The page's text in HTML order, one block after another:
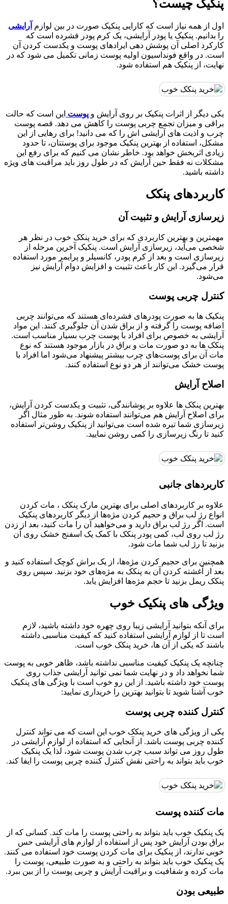
پنکیک چیست؟
اول از همه نیاز است که کارایی پنکیک صورت در بین لوازم آرایشی
را بدانیم. پنکیک یا پودر آرایشی، یک کرم پودر فشرده است که
کارکرد اصلی آن پوشش دهی ایرادهای پوست و یکدست کردن آن
است. در واقع فونداسیون اولیه پوست زمانی تکمیل می شود که در
نهایت، از پنکیک هم استفاده شود.
یکی دیگر از اثرات پنکیک بر روی آرایش و پوست این است که حالت
براقی و میزان تجمع چربی پوست را کاهش می دهد. قصه پوست
چرب و اذیت های آرایشی اش را که می دانید! برای رهایی از این
مشکل، استفاده از بهترین پنکیک موجود برای پوستتان، تا حدود
زیادی اثربخش خواهد بود. خاطر نشان می کنیم که برای رفع این
مشکلات نه فقط حین آرایش که در طول روز باید مراقبت های ویژه
داشته باشید.
کاربردهای پنکک
زیرسازی آرایش و تثبیت آن
مهمترین و بهترین کاربردی که برای خريد پنکک خوب در نظر هر
شخصی می‌آید، زیرسازی آرایش است. پنکیک آخرین مرحله از
زیرسازی است و بعد از کرم پودر، کانسیلر و پرایمر مورد استفاده
قرار می‌گیرد. این کار باعث تثبیت و افزایش دوام آرایش نیز
می‌شود.
کنترل چربی پوست
پنکیک ها به صورت پودرهای فشرده‌ای هستند که می‌توانند چربی
اضافه پوست را گرفته و از براق شدن آن جلوگیری کنند. این مواد
آرایشی به خصوص برای افراد با پوست چرب بسیار مناسب است.
پنکک ها به دو صورت مات و براق در بازار موجود هستند که نوع
مات آن برای پوست‌های چرب بیشتر پیشنهاد می‌شود اما افراد با
پوست خشک می‌توانند از هر دو نوع استفاده کنند.
اصلاح آرایش
بهترین پنکک ها علاوه بر پوشانندگی، تثبیت و یکدست کردن آرایش،
برای اصلاح آرایش هم می‌توانند استفاده شوند. به طور مثال اگر
زیرسازی شما تیره شده است می‌توانید از پنکیک روشن‌تر استفاده
کنید تا رنگ زیرسازی را کمی روشن نمایید.
کاربردهای جانبی
علاوه بر کاربردهای اصلی برای بهترین مارک پنکک ، مات کردن
انواع رژ لب براق و حجیم کردن مژه‌ها از دیگر کاربردهای پنکیک
است. اگر رژ لب براق دارید و می‌خواهید آن را مات کنید، بعد از زدن
رژ لب روی لب، کمی پودر پنکک با کمک یک اسفنج خشک روی آن
بزنید تا رژ لب شما مات شود.
همچنین برای حجیم کردن مژه‌ها، از یک براش کوچک استفاده کنید و
بعد از آغشته کردن آن به پنکک به مژه‌های خود بزنید. سپس روی
پنکک ریمل بزنید تا حجم مژه‌ها افزایش یابد.
ویژگی های پنکیک خوب
برای آنکه بتوانید آرایشی زیبا روی چهره خود داشته باشید، لازم
است تا از لوازم آرایشی استفاده کنید که کیفیت مناسبی داشته
باشند که یکی از آن ها، خريد پنکک خوب است.
چنانچه یک پنکیک کیفیت مناسبی نداشته باشد، ظاهر خوبی به پوست
شما نخواهد داد و در نهایت شما نمی توانید آرایشی جذاب روی
پوست خود داشته باشید. از این رو خوب است با ویژگی های پنکیک
خوب آشنا شوید تا بتوانید بهترین را خریداری نمایید:
کنترل کننده چربی پوست
یکی از ویژگی های خريد پنکک خوب این است که می تواند کنترل
کننده چربی پوست باشد. از آنجایی که استفاده از لوازم آرایشی در
طول روز می تواند سبب چرب شدن پوست شود، لذا یک پنکیک
خوب باید بتواند به راحتی نقش کنترل کننده چربی پوست را ایفا کند.
مات کننده پوست
یک پنکیک خوب باید بتواند به راحتی پوست را مات کند. کسانی که از
براق بودن آرایش خود پس از استفاده از لوازم های آرایشی حس
خوبی ندارند، از پنکیک برای مات کردن پوست خود استفاده می کنند.
یک پنکیک خوب باید بتواند به راحتی و به صورت طبیعی، پوست را
مات کرده و شفافیت و براقیت آرایش و چربی پوست را از بین ببرد.
طبیعی بودن